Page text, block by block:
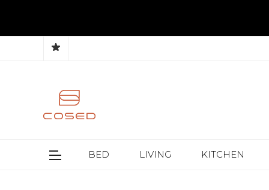
BED LIVING KITCHEN